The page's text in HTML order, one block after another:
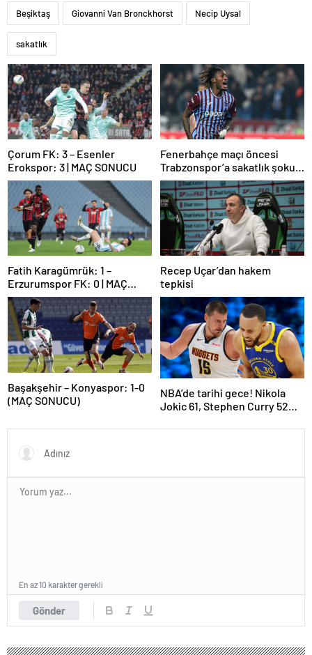
Beşiktaş Giovanni Van Bronckhorst Necip Uysal
sakatlık
Çorum FK: 3 – Esenler
Erokspor: 3 | MAÇ SONUCU
Fenerbahçe maçı öncesi
Trabzonspor’a sakatlık şoku:
Muhammed Cham!
Fatih Karagümrük: 1 –
Erzurumspor FK: 0 | MAÇ
SONUCU
Recep Uçar’dan hakem
tepkisi
Başakşehir – Konyaspor: 1-0
(MAÇ SONUCU)
NBA’de tarihi gece! Nikola
Jokic 61, Stephen Curry 52
Gönder
En az 10 karakter gerekli